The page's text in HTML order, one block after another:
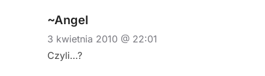
~Angel
3 kwietnia 2010 @ 22:01
Czyli…?